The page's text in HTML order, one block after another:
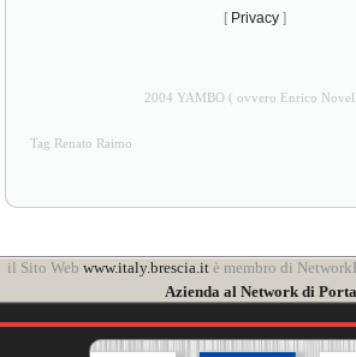
[ Privacy ]
2004 YAMBO ( ovvero Enrico
Tag Renato Raimo
il Sito Web www.italy.brescia.itè membro di
Azienda al Network di